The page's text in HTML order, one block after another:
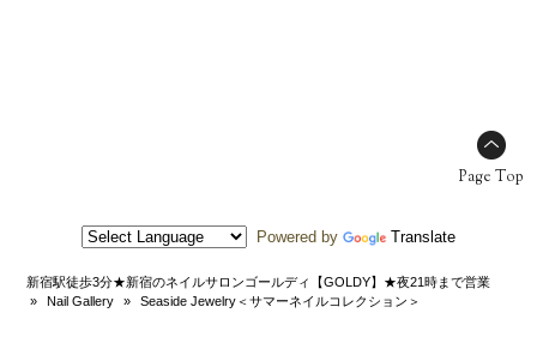
Page Top
Powered by Translate
新宿駅徒歩3分★新宿のネイルサロンゴールディ【GOLDY】★夜21時まで営業
»
Nail Gallery » Seaside Jewelry＜サマーネイルコレクション＞